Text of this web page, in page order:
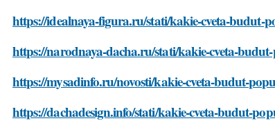
https://idealnaya-figura.ru/stati/kakie-cveta-budut-
https://narodnaya-dacha.ru/stati/kakie-cveta-
https://mysadinfo.ru/novosti/kakie-cveta-budut-
https://dachadesign.info/stati/kakie-cveta-budut-